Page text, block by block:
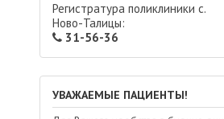
Регистратура поликлиники с.
Ново-Талицы:
31-56-36
УВАЖАЕМЫЕ ПАЦИЕНТЫ!